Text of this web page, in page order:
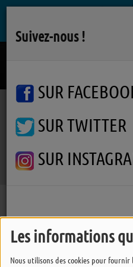
Les informations
Nous utilisons des cookies pour
Podcasts Whydah Gally
Whydah Gally
Suivez-nous !
SUR
SUR TWITTER
SUR